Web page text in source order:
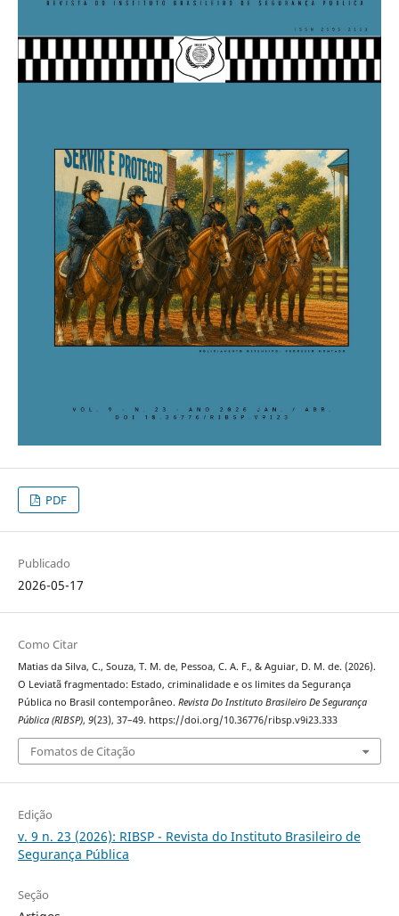
PDF
Publicado
2026-05-17
Como Citar
Matias da Silva, C., Souza, T. M. de, Pessoa, C. A. F., & Aguiar, D. M. de. (2026).
O Leviatã fragmentado: Estado, criminalidade e os limites da Segurança
Pública no Brasil contemporâneo. Revista Do Instituto Brasileiro De Segurança
Pública (RIBSP), 9(23), 37–49. https://doi.org/10.36776/ribsp.v9i23.333
Fomatos de Citação
Edição
v. 9 n. 23 (2026): RIBSP - Revista do Instituto Brasileiro de
Segurança Pública
Seção